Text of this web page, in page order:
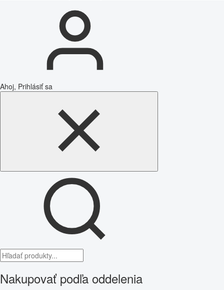
Ahoj, Prihlásiť sa
Nakupovať podľa oddelenia